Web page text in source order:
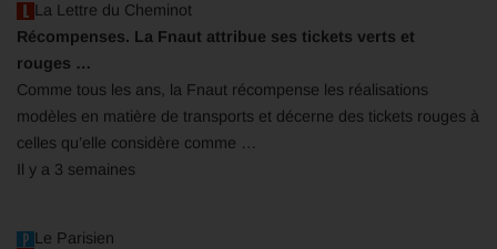
La Lettre du Cheminot
Récompenses. La Fnaut attribue ses tickets verts et
rouges …
Comme tous les ans, la Fnaut récompense les réalisations
modèles en matière de transports et décerne des tickets rouges à
celles qu’elle considère comme …
Il y a 3 semaines
Le Parisien